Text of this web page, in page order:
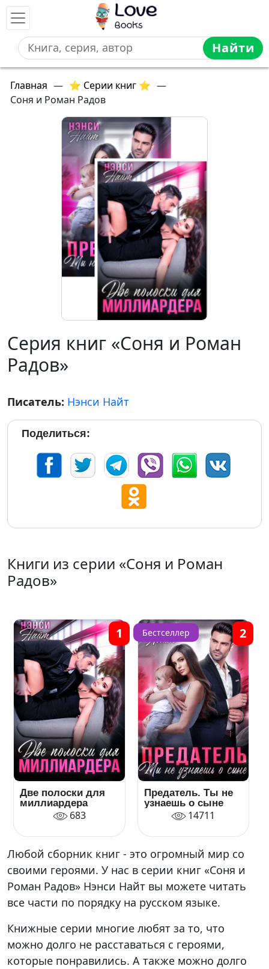
Найти
Главная — ⭐ Серии книг ⭐ —
Соня и Роман Радов
Серия книг «Соня и Роман
Радов»
Писатель: Нэнси Найт
Поделиться:
Книги из серии «Соня и Роман
Радов»
Две полоски для
миллиардера
683
1 Бестселлер
Предатель. Ты не
узнаешь о сыне
14711
2
Любой сборник книг - это огромный мир со
своими героями. У нас в серии книг «Соня и
Роман Радов» Нэнси Найт вы можете читать
все части по порядку на русском языке.
Книжные серии многие любят за то, что
можно долго не расставаться с героями,
которые понравились. А также можно долго